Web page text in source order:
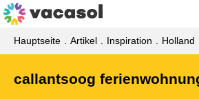
Hauptseite Artikel Inspiration Holland
callantsoog